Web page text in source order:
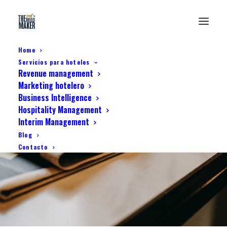
Home
Servicios para hoteles
Revenue management
Marketing hotelero
Business Intelligence
Hospitality Management
Interim Management
Blog
Contacto